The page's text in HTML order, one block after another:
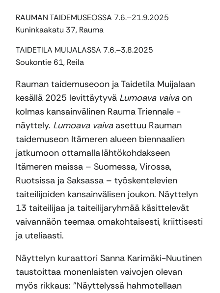
RAUMAN TAIDEMUSEOSSA 7.6.–21.9.2025
Kuninkaakatu 37, Rauma
TAIDETILA MUIJALASSA 7.6.–3.8.2025
Soukontie 61, Reila
Rauman taidemuseoon ja Taidetila Muijalaan
kesällä 2025 levittäytyvä Lumoava vaivaon
kolmas kansainvälinen Rauma Triennale -
näyttely. Lumoava vaivaasettuu Rauman
taidemuseon Itämeren alueen biennaalien
jatkumoon ottamalla lähtökohdakseen
Itämeren maissa – Suomessa, Virossa,
Ruotsissa ja Saksassa – työskentelevien
taiteilijoiden kansainvälisen joukon. Näyttelyn
13 taiteilijaa ja taiteilijaryhmää käsittelevät
vaivannäön teemaa omakohtaisesti, kriittisesti
ja uteliaasti.
Näyttelyn kuraattori Sanna Karimäki-Nuutinen
taustoittaa monenlaisten vaivojen olevan
myös rikkaus: ”Näyttelyssä hahmotellaan